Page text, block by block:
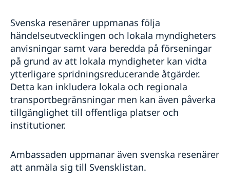
Svenska resenärer uppmanas följa
händelseutvecklingen och lokala myndigheters
anvisningar samt vara beredda på förseningar
på grund av att lokala myndigheter kan vidta
ytterligare spridningsreducerande åtgärder.
Detta kan inkludera lokala och regionala
transportbegränsningar men kan även påverka
tillgänglighet till offentliga platser och
institutioner.
Ambassaden uppmanar även svenska resenärer
att anmäla sig till Svensklistan.